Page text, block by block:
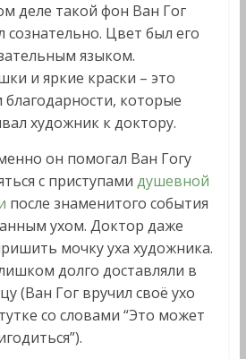
деле такой фон Ван Гог
сознательно. Цвет был его
языком.
и яркие краски – это
которые
художник к доктору.
он помогал Ван Гогу
с приступами душевной
после знаменитого события
ухом. Доктор даже
мочку уха художника.
долго доставляли в
(Ван Гог вручил своё ухо
со словами “Это может